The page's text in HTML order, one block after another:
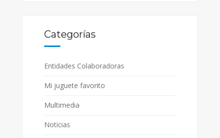
Categorías
Entidades Colaboradoras
Mi juguete favorito
Multimedia
Noticias